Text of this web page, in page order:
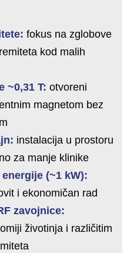
fokus na zglobove
kod malih
~0,31 T: otvoreni
magnetom bez
instalacija u prostoru
za manje klinike
(~1 kW):
i ekonomičan rad
zavojnice:
životinja i različitim